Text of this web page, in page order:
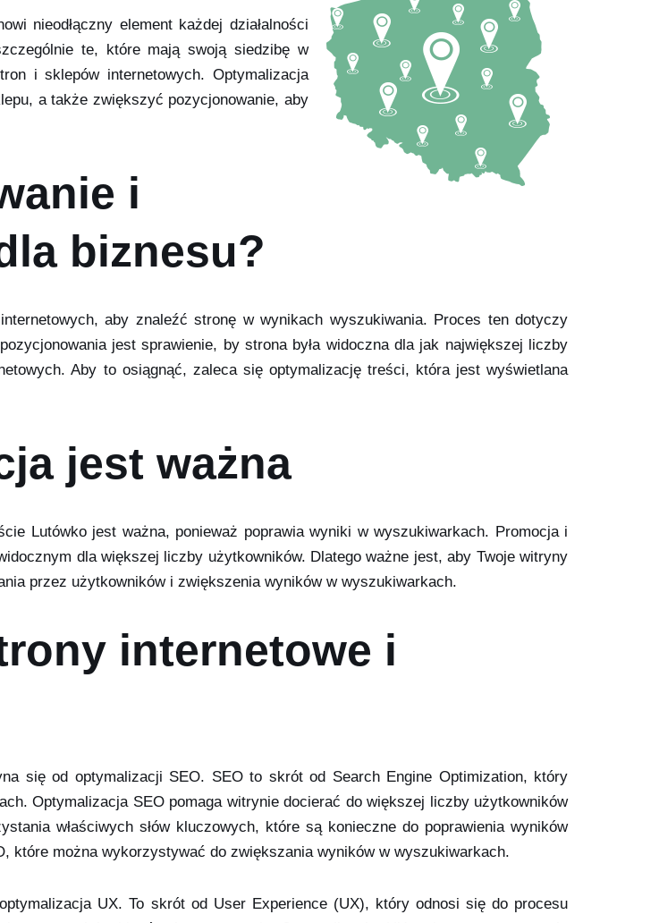
nieodłączny element każdej działalności
te, które mają swoją siedzibę w
i sklepów internetowych. Optymalizacja
a także zwiększyć pozycjonowanie, aby
i
biznesu?
aby znaleźć stronę w wynikach wyszukiwania. Proces ten dotyczy
jest sprawienie, by strona była widoczna dla jak największej liczby
Aby to osiągnąć, zaleca się optymalizację treści, która jest wyświetlana
jest ważna
Lutówko jest ważna, ponieważ poprawia wyniki w wyszukiwarkach. Promocja i
dla większej liczby użytkowników. Dlatego ważne jest, aby Twoje witryny
przez użytkowników i zwiększenia wyników w wyszukiwarkach.
internetowe i
się od optymalizacji SEO. SEO to skrót od Search Engine Optimization, który
Optymalizacja SEO pomaga witrynie docierać do większej liczby użytkowników
właściwych słów kluczowych, które są konieczne do poprawienia wyników
które można wykorzystywać do zwiększania wyników w wyszukiwarkach.
UX. To skrót od User Experience (UX), który odnosi się do procesu